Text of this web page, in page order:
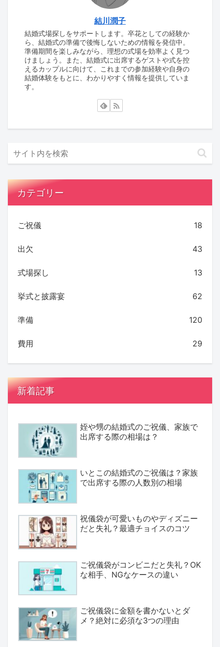
結川潤子
結婚式場探しをサポートします。卒花としての経験か
ら、結婚式の準備で後悔しないための情報を発信中。
準備期間を楽しみながら、理想の式場を効率よく見つ
けましょう。また、結婚式に出席するゲストや式を控
えるカップルに向けて、これまでの参加経験や自身の
結婚体験をもとに、わかりやすく情報を提供していま
す。
カテゴリー
ご祝儀 18
出欠 43
式場探し 13
挙式と披露宴 62
準備 120
費用 29
新着記事
姪や甥の結婚式のご祝儀、家族で
出席する際の相場は？
いとこの結婚式のご祝儀は？家族
で出席する際の人数別の相場
祝儀袋が可愛いものやディズニー
だと失礼？最適チョイスのコツ
ご祝儀袋がコンビニだと失礼？OK
な相手、NGなケースの違い
ご祝儀袋に金額を書かないとダ
メ？絶対に必須な3つの理由